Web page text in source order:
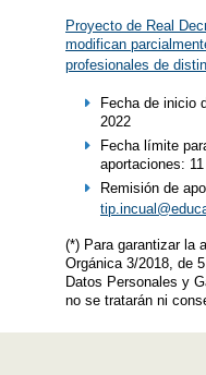
Proyecto de Real
modifican
profesionales de
​Fecha de inicio
2022
Fecha límite
aportaciones:
Remisión de
(*) Para garantizar la
Orgánica 3/2018, de
Datos Personales y
no se tratarán ni